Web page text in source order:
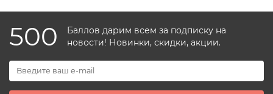
500
Баллов дарим всем за подписку на
новости! Новинки, скидки, акции.